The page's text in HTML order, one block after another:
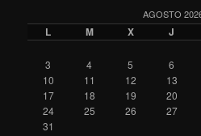
AGOSTO
L M X J
3 4 5 6
10
11 12 13
17
18 19 20
24
25 26 27
31